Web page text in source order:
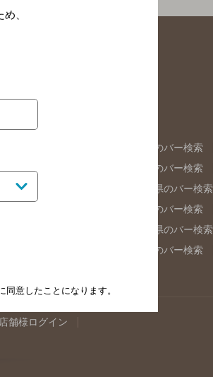
福島県のバー検索
東京都のバー検索
岐阜県のバー検索
奈良県のバー検索
島根県のバー検索
佐賀県のバー検索
舗様ログイン
、
同意したことになります。